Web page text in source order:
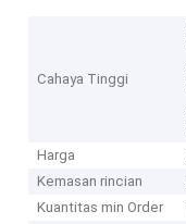
Cahaya Tinggi
Harga
Kemasan rincian
Kuantitas min Order